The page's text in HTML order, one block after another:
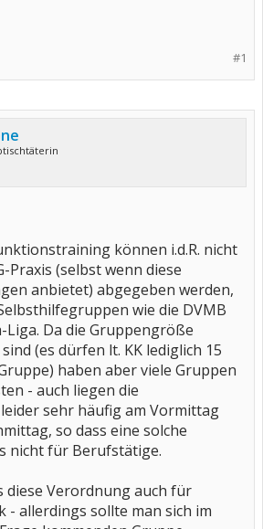
#1
können i.d.R. nicht
Praxis (selbst wenn diese
anbietet) abgegeben werden,
wie die DVMB
Liga. Da die Gruppengröße
(es dürfen lt. KK lediglich 15
haben aber viele Gruppen
- auch liegen die
sehr häufig am Vormittag
so dass eine solche
nicht für Berufstätige.
diese Verordnung auch für
- allerdings sollte man sich im